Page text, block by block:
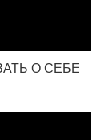
О СЕБЕ